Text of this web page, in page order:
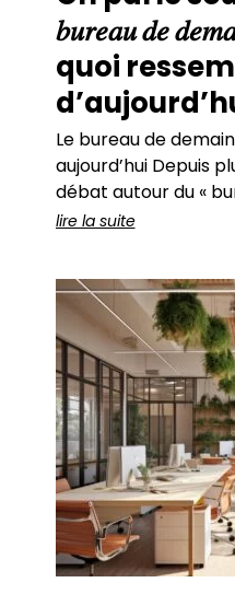
𝑏𝑢𝑟𝑒𝑎𝑢 𝑑𝑒
quoi
Le bureau de
aujourd’hui Depuis
débat autour du «
imposé dans les
nouveaux usages…
transforment
lire la suite